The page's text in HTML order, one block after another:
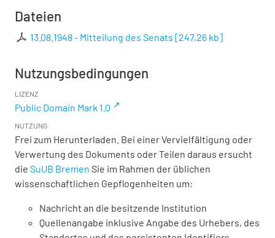
Dateien
13.08.1948 - Mitteilung des Senats [247,26 kb]
Nutzungsbedingungen
LIZENZ
Public Domain Mark 1.0
NUTZUNG
Frei zum Herunterladen. Bei einer Vervielfältigung oder
Verwertung des Dokuments oder Teilen daraus ersucht
die SuUB Bremen Sie im Rahmen der üblichen
wissenschaftlichen Gepflogenheiten um:
Nachricht an die besitzende Institution
Quellenangabe inklusive Angabe des Urhebers, des